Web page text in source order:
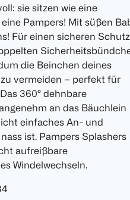
sie sitzen wie eine
Pampers! Mit süßen
Für einen sicheren Schutz
die Beinchen deines
vermeiden – perfekt für
360° dehnbare
an das Bäuchlein
einfaches An- und
ist. Pampers Splashers
aufreißbare
Windelwechseln.